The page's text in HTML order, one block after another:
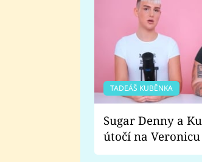
TADEÁŠ KUBĚNKA
Sugar Denny a
útočí na
Proč je podle